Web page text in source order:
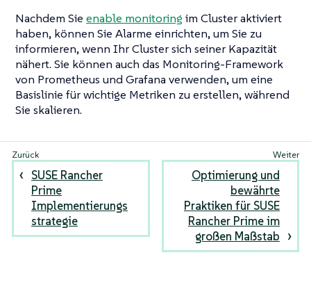
Nachdem Sie enable monitoring im Cluster aktiviert
haben, können Sie Alarme einrichten, um Sie zu
informieren, wenn Ihr Cluster sich seiner Kapazität
nähert. Sie können auch das Monitoring-Framework
von Prometheus und Grafana verwenden, um eine
Basislinie für wichtige Metriken zu erstellen, während
Sie skalieren.
SUSE Rancher
Prime
Implementierungs
strategie
Optimierung und
bewährte
Praktiken für SUSE
Rancher Prime im
großen Maßstab